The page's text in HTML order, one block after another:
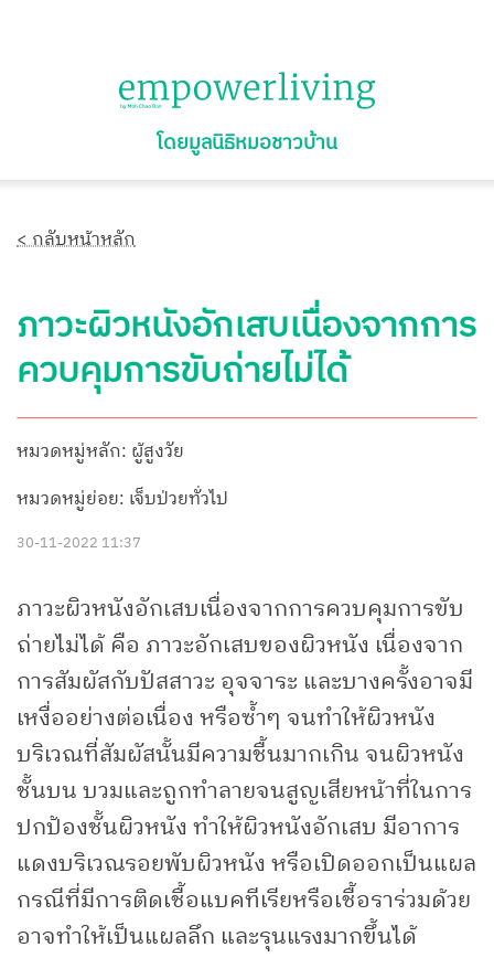
โดยมูลนิธิหมอชาวบ้าน
< กลับหน้าหลัก
ภาวะผิวหนังอักเสบเนื่องจากการ
ควบคุมการขับถ่ายไม่ได้
หมวดหมู่หลัก: ผู้สูงวัย
หมวดหมู่ย่อย: เจ็บป่วยทั่วไป
30-11-2022 11:37
ภาวะผิวหนังอักเสบเนื่องจากการควบคุมการขับ
ถ่ายไม่ได้ คือ ภาวะอักเสบของผิวหนัง เนื่องจาก
การสัมผัสกับปัสสาวะ อุจจาระ และบางครั้งอาจมี
เหงื่ออย่างต่อเนื่อง หรือซ้ำๆ จนทำให้ผิวหนัง
บริเวณที่สัมผัสนั้นมีความชื้นมากเกิน จนผิวหนัง
ชั้นบน บวมและถูกทำลายจนสูญเสียหน้าที่ในการ
ปกป้องชั้นผิวหนัง ทำให้ผิวหนังอักเสบ มีอาการ
แดงบริเวณรอยพับผิวหนัง หรือเปิดออกเป็นแผล
กรณีที่มีการติดเชื้อแบคทีเรียหรือเชื้อราร่วมด้วย
อาจทำให้เป็นแผลลึก และรุนแรงมากขึ้นได้